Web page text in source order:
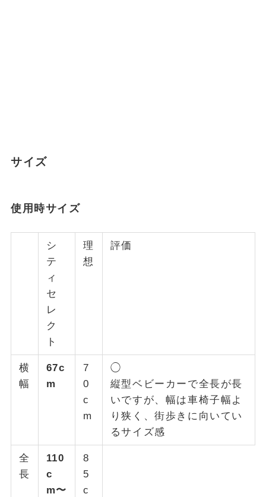
サイズ
使用時サイズ
シ
テ
ィ
セ
レ
ク
ト
理
想
評価
横
幅
67c
m
7
0
c
m
◯
縦型ベビーカーで全長が長
いですが、幅は車椅子幅よ
り狭く、街歩きに向いてい
るサイズ感
全
長
110
c
m〜
8
5
c